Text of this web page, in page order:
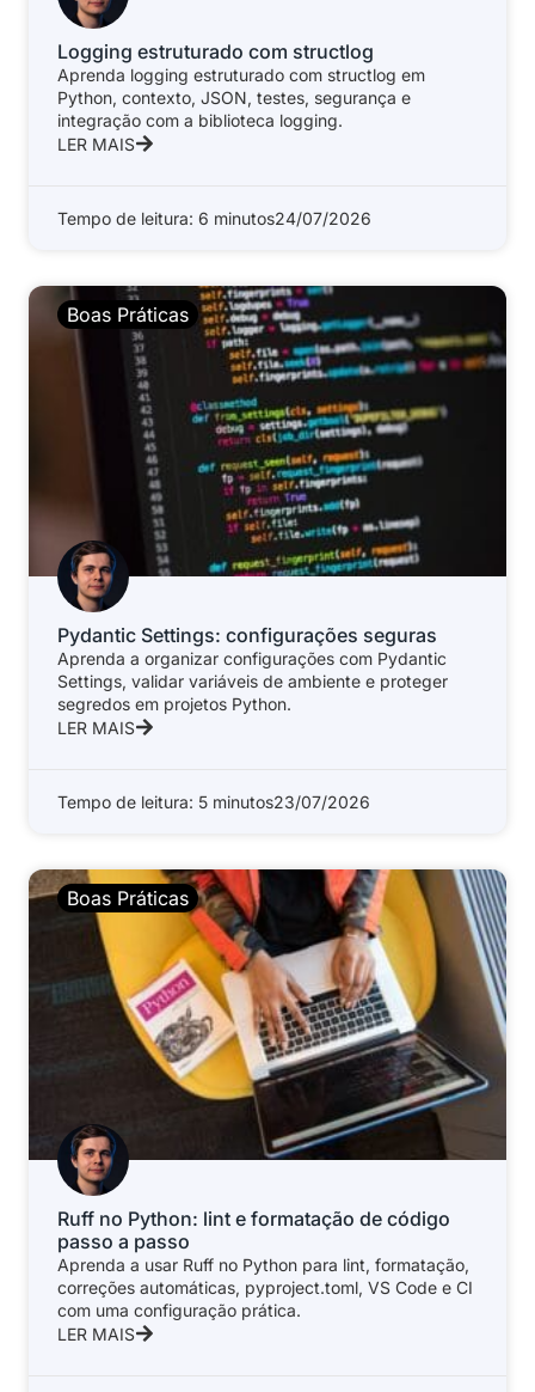
Logging estruturado com structlog
Aprenda logging estruturado com structlog em
Python, contexto, JSON, testes, segurança e
integração com a biblioteca logging.
LER MAIS
Tempo de leitura: 6 minutos24/07/2026
Boas Práticas
Pydantic Settings: configurações seguras
Aprenda a organizar configurações com Pydantic
Settings, validar variáveis de ambiente e proteger
segredos em projetos Python.
LER MAIS
Tempo de leitura: 5 minutos23/07/2026
Boas Práticas
Ruff no Python: lint e formatação de código
passo a passo
Aprenda a usar Ruff no Python para lint, formatação,
correções automáticas, pyproject.toml, VS Code e CI
com uma configuração prática.
LER MAIS